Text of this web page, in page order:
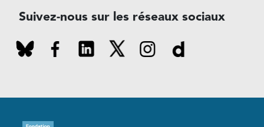
Suivez-nous sur les réseaux sociaux